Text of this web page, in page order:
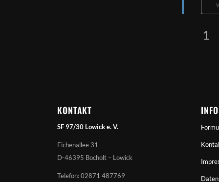
1
KONTAKT
SF 97/30 Lowick e. V.
Eichenallee 31
D-46395 Bocholt – Lowick
Telefon: 02871 487769